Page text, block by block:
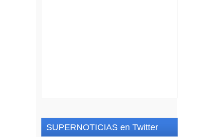
SUPERNOTICIAS en Twitter